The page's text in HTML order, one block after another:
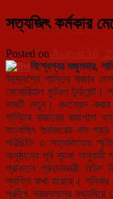
সত্যজিৎ কর্মকার
Posted on August 18,
বিশ্বেশ্বর মজুমদার,
উদ্দ্যেশ্যে শান্তির বাজার
মেমোরিয়াল ফুটবল টুর্নামেন্ট।
নামটি নতুন। কংগ্রেস
শান্তির বাজারের রাজপথে
সত্যজিৎ কর্মকারের নাম
পরিচিতি ও সত্যজিতের
অনুষ্ঠানের পূর্ব সূচনা
প্রাক্তন প্রধানমন্ত্রী অটল
স্থগিত রাখা হয়েছে।
প্রদীপ প্রজ্বলনের মধ্যদিয়ে